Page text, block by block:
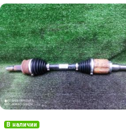
В наличии